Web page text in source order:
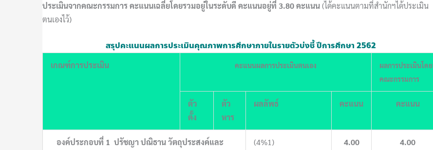
ประเมินจากคณะกรรมการคะแนนเฉลี่ยโดยรวมอยู่ในระดับดี คะแนนอยู่ที่ 3.80 คะแนน(ได้คะแนนตามที่สำนักฯได้ประเมิน
ตนเองไว้)
สรุปคะแนนผลการประเมินคุณภาพการศึกษาภายในรายตัวบ่งชี้ ปีการศึกษา 2562
เกณฑ์การประเมิน คะแนนผลการประเมินตนเอง
ผลการประเมินโดย
คณะกรรมการ
ตัว
ตั้ง
ตัว
หาร
ผลลัพธ์ คะแนน คะแนน
องค์ประกอบที่ 1 ปรัชญา ปณิธาน วัตถุประสงค์และ
(4%1) 4.00 4.00